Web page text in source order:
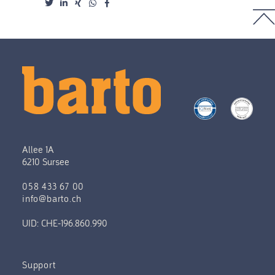
Allee 1A
6210 Sursee
058 433 67 00
info@barto.ch
UID: CHE-196.860.990
Support